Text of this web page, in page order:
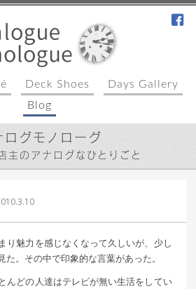
Deck Shoes
Days Gallery
Blog
ログモノローグ
主のアナログなひとりごと
｜ 更新日：
込山 敏郎
り魅力を感じなくなって久しいが、少し
。その中で印象的な言葉があった。
んどの人達はテレビが無い生活をしてい